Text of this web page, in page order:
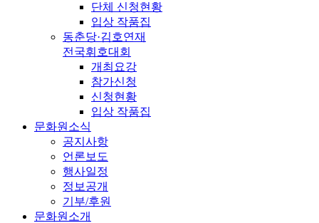
단체 신청현황
입상 작품집
동춘당·김호연재
전국휘호대회
개최요강
참가신청
신청현황
입상 작품집
문화원소식
공지사항
언론보도
행사일정
정보공개
기부/후원
문화원소개